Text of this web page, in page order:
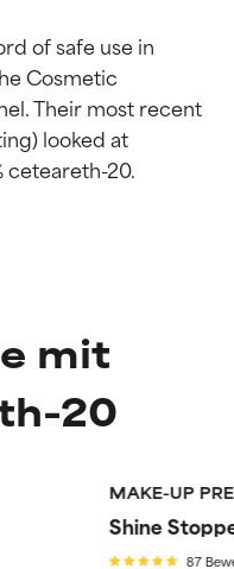
of safe use in
Cosmetic
Their most recent
looked at
mit
20
MAKE-UP
Shine
87
für
und -
für
und -